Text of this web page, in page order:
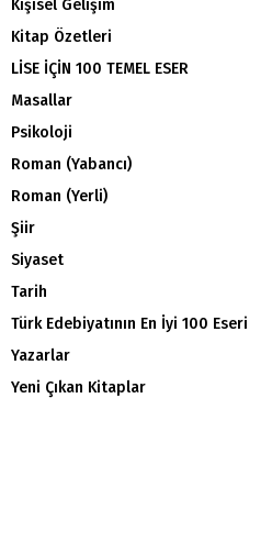
Kişisel Gelişim
Kitap Özetleri
LİSE İÇİN 100 TEMEL ESER
Masallar
Psikoloji
Roman (Yabancı)
Roman (Yerli)
Şiir
Siyaset
Tarih
Türk Edebiyatının En İyi 100 Eseri
Yazarlar
Yeni Çıkan Kitaplar